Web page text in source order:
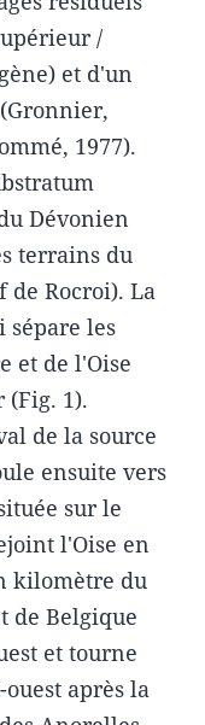
/
et d'un
1977).
Dévonien
terrains du
de Rocroi). La
sépare les
et de l'Oise
(Fig. 1).
de la source
ensuite vers
sur le
l'Oise en
kilomètre du
de Belgique
et tourne
après la